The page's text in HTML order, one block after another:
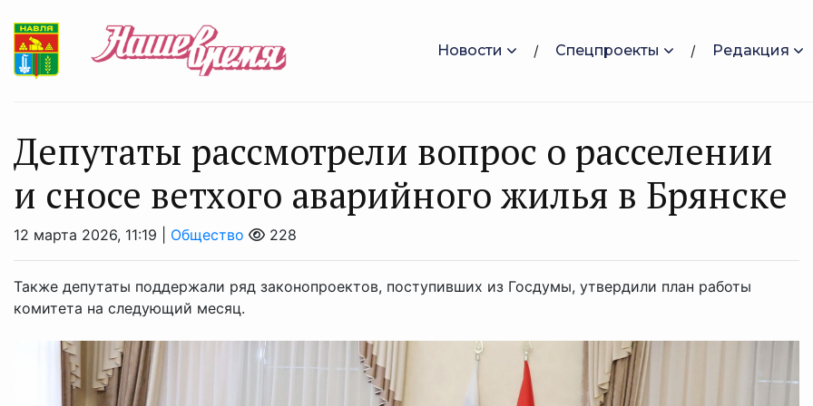
Новости Спецпроекты Редакция
Депутаты рассмотрели вопрос о расселении
и сносе ветхого аварийного жилья в Брянске
12 марта 2026, 11:19 | Общество 228
Также депутаты поддержали ряд законопроектов, поступивших из Госдумы, утвердили план работы
комитета на следующий месяц.